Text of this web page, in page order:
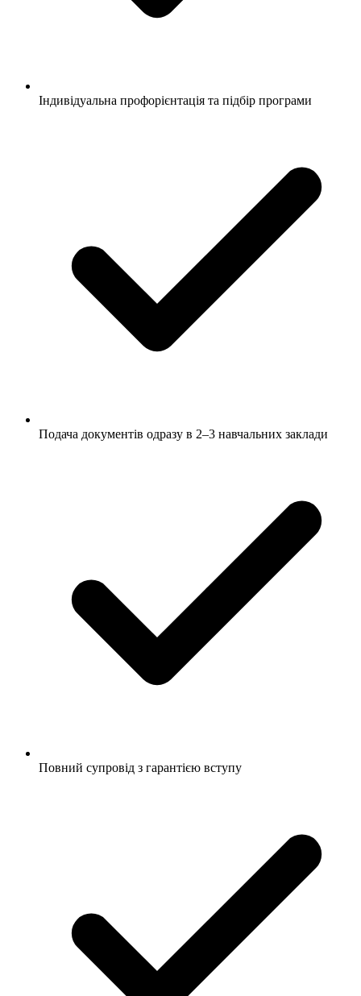
Індивідуальна профорієнтація та підбір програми
Подача документів одразу в 2–3 навчальних заклади
Повний супровід з гарантією вступу